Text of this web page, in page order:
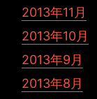
2013年11月
2013年10月
2013年9月
2013年8月